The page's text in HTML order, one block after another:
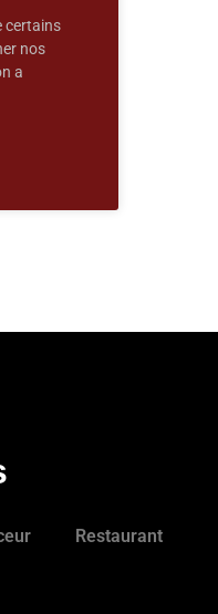
certains
nos
a
Restaurant